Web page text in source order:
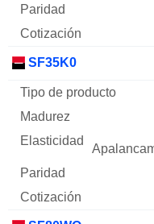
SF35K0